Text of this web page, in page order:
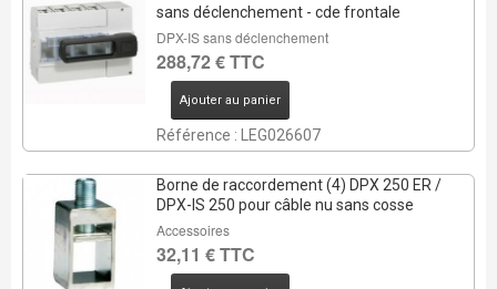
sans déclenchement - cde frontale
DPX-IS sans déclenchement
288,72 € TTC
Ajouter au panier
Référence : LEG026607
Borne de raccordement (4) DPX 250 ER /
DPX-IS 250 pour câble nu sans cosse
Accessoires
32,11 € TTC